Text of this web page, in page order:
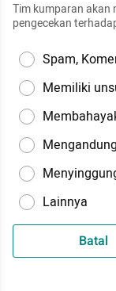
Tim kumparan akan
pengecekan
Spam,
Memiliki
Lainnya
Batal